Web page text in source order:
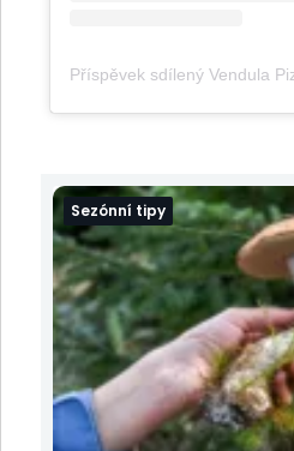
Sezónní tipy